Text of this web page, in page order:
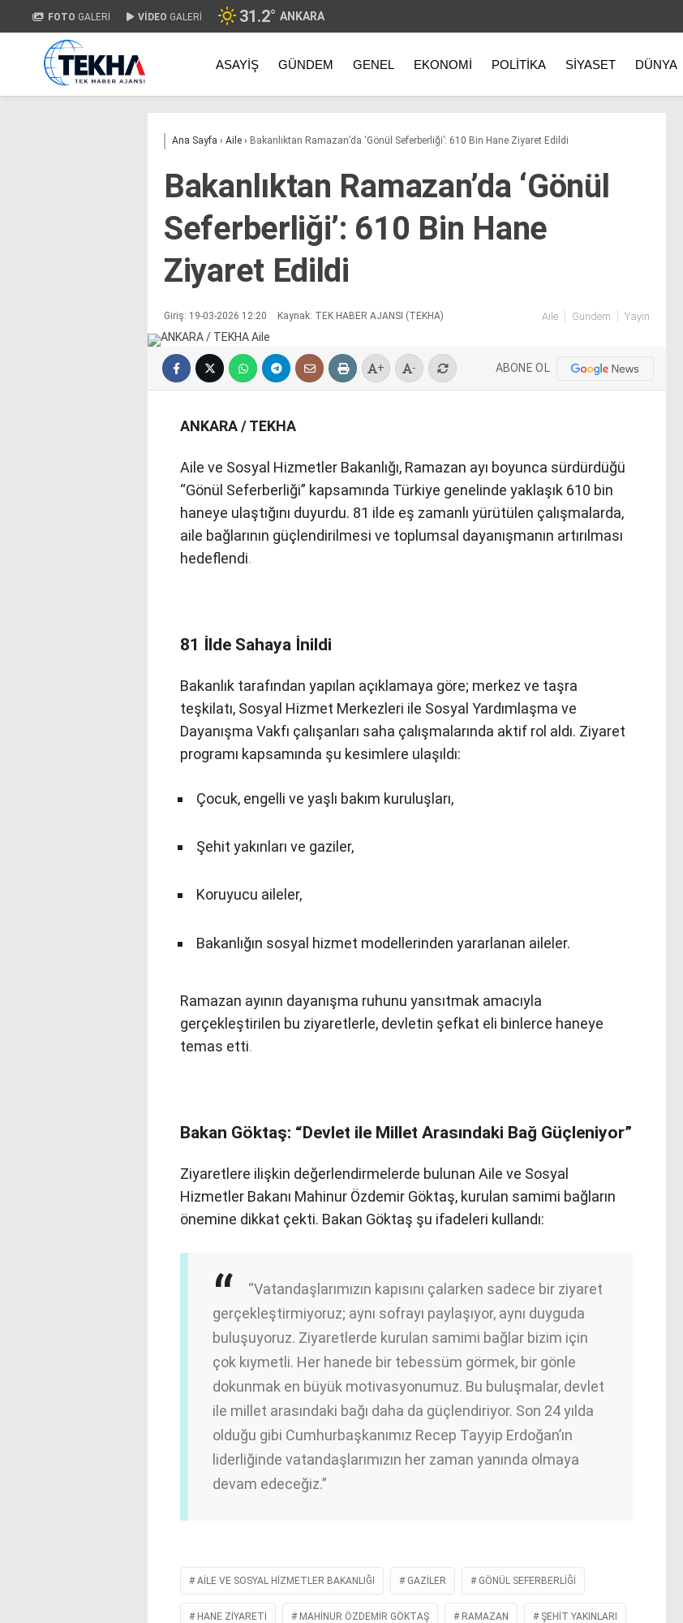
FOTO GALERİ VİDEO GALERİ 31.2° ANKARA
ASAYIŞ GÜNDEM GENEL EKONOMI POLITIKA SIYASET DÜNYA
Ana Sayfa › Aile › Bakanlıktan Ramazan’da ‘Gönül Seferberliği’: 610 Bin Hane Ziyaret Edildi
Bakanlıktan Ramazan’da ‘Gönül
Seferberliği’: 610 Bin Hane
Ziyaret Edildi
Giriş: 19-03-2026 12:20 Kaynak: TEK HABER AJANSI (TEKHA) Aile Gündem Yayın
+ - ABONE OL
ANKARA / TEKHA
Aile ve Sosyal Hizmetler Bakanlığı, Ramazan ayı boyunca sürdürdüğü
“Gönül Seferberliği” kapsamında Türkiye genelinde yaklaşık 610 bin
haneye ulaştığını duyurdu. 81 ilde eş zamanlı yürütülen çalışmalarda,
aile bağlarının güçlendirilmesi ve toplumsal dayanışmanın artırılması
hedeflendi.
81 İlde Sahaya İnildi
Bakanlık tarafından yapılan açıklamaya göre; merkez ve taşra
teşkilatı, Sosyal Hizmet Merkezleri ile Sosyal Yardımlaşma ve
Dayanışma Vakfı çalışanları saha çalışmalarında aktif rol aldı. Ziyaret
programı kapsamında şu kesimlere ulaşıldı:
Çocuk, engelli ve yaşlı bakım kuruluşları,
Şehit yakınları ve gaziler,
Koruyucu aileler,
Bakanlığın sosyal hizmet modellerinden yararlanan aileler.
Ramazan ayının dayanışma ruhunu yansıtmak amacıyla
gerçekleştirilen bu ziyaretlerle, devletin şefkat eli binlerce haneye
temas etti.
Bakan Göktaş: “Devlet ile Millet Arasındaki Bağ Güçleniyor”
Ziyaretlere ilişkin değerlendirmelerde bulunan Aile ve Sosyal
Hizmetler Bakanı Mahinur Özdemir Göktaş, kurulan samimi bağların
önemine dikkat çekti. Bakan Göktaş şu ifadeleri kullandı:
“Vatandaşlarımızın kapısını çalarken sadece bir ziyaret
gerçekleştirmiyoruz; aynı sofrayı paylaşıyor, aynı duyguda
buluşuyoruz. Ziyaretlerde kurulan samimi bağlar bizim için
çok kıymetli. Her hanede bir tebessüm görmek, bir gönle
dokunmak en büyük motivasyonumuz. Bu buluşmalar, devlet
ile millet arasındaki bağı daha da güçlendiriyor. Son 24 yılda
olduğu gibi Cumhurbaşkanımız Recep Tayyip Erdoğan’ın
liderliğinde vatandaşlarımızın her zaman yanında olmaya
devam edeceğiz.”
AİLE VE SOSYAL HİZMETLER BAKANLIĞI GAZILER GÖNÜL SEFERBERLIĞI
HANE ZIYARETI MAHINUR ÖZDEMIR GÖKTAŞ RAMAZAN ŞEHIT YAKINLARI